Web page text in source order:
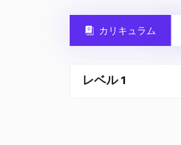
カリキュラム
レベル 1